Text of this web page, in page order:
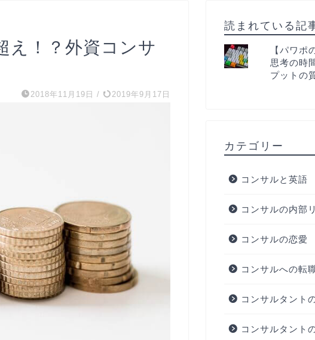
え！？外資コンサ
2018年11月19日 / 2019年9月17日
読まれている記
【パワポ
思考の時
プットの
カテゴリー
コンサルと英語
コンサルの内部
コンサルの恋愛
コンサルへの転
コンサルタント
コンサルタント